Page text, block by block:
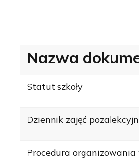
Nazwa
Statut szkoły
Dziennik zajęć
Procedura organizowania